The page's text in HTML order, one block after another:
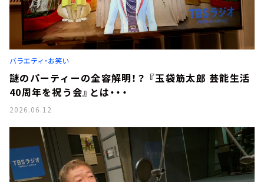
バラエティ・お笑い
謎のパーティーの全容解明！？ 『玉袋筋太郎 芸能生活
40周年を祝う会』とは・・・
2026.06.12